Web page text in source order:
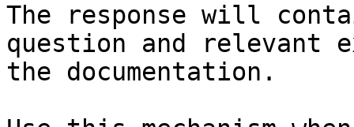
The response will
question and relevant
the documentation.